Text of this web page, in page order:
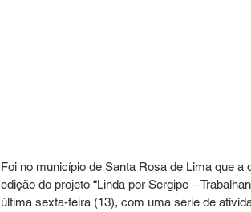
Foi no município de Santa Rosa de Lima que
edição do projeto “Linda por Sergipe –
última sexta-feira (13), com uma série de